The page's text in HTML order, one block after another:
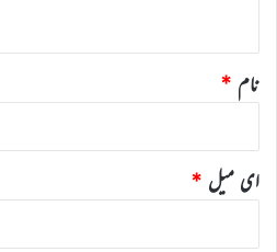
نام *
ای میل *